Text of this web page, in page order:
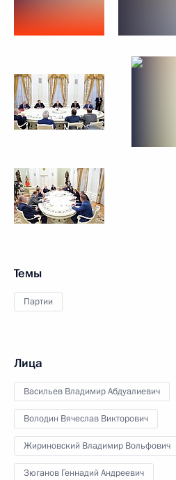
Темы
Партии
Лица
Васильев Владимир Абдуалиевич
Володин Вячеслав Викторович
Жириновский Владимир Вольфович
Зюганов Геннадий Андреевич